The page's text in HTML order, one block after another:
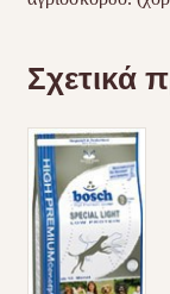
Σχετικά